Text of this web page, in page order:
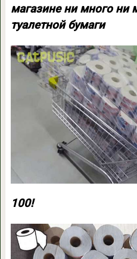
магазине ни много ни
туалетной бумаги
100!